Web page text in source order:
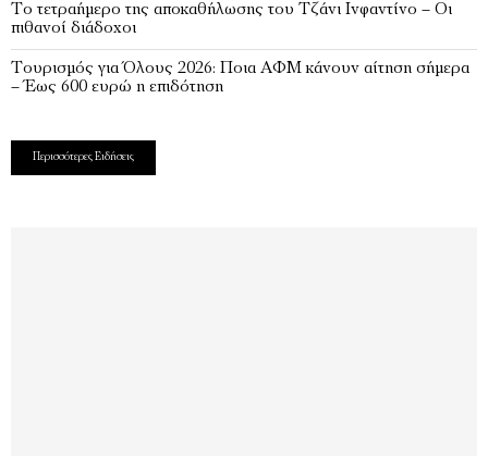
Το τετραήμερο της αποκαθήλωσης του Τζάνι Ινφαντίνο – Οι
πιθανοί διάδοχοι
Τουρισμός για Όλους 2026: Ποια ΑΦΜ κάνουν αίτηση σήμερα
– Έως 600 ευρώ η επιδότηση
Περισσότερες Ειδήσεις